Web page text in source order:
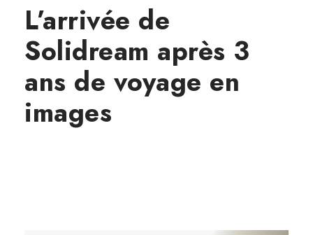
L’arrivée de
Solidream après 3
ans de voyage en
images